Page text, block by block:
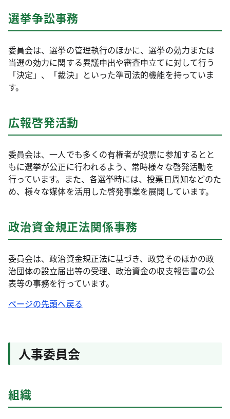
選挙争訟事務
委員会は、選挙の管理執行のほかに、選挙の効力または
当選の効力に関する異議申出や審査申立てに対して行う
「決定」、「裁決」といった準司法的機能を持っていま
す。
広報啓発活動
委員会は、一人でも多くの有権者が投票に参加するとと
もに選挙が公正に行われるよう、常時様々な啓発活動を
行っています。また、各選挙時には、投票日周知などのた
め、様々な媒体を活用した啓発事業を展開しています。
政治資金規正法関係事務
委員会は、政治資金規正法に基づき、政党そのほかの政
治団体の設立届出等の受理、政治資金の収支報告書の公
表等の事務を行っています。
ページの先頭へ戻る
人事委員会
組織